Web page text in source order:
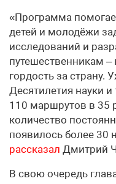
«Программа
детей и молодёжи
исследований и
путешественникам –
гордость за страну.
Десятилетия науки
110 маршрутов в 35
количество
появилось более 30
рассказал Дмитрий
В свою очередь